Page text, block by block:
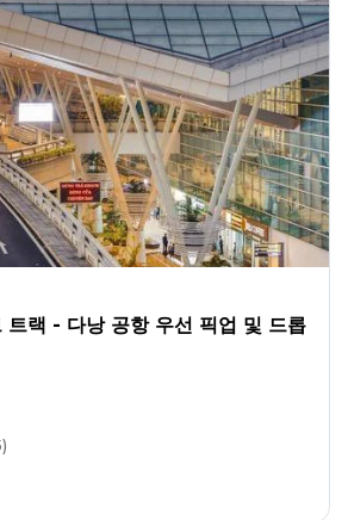
트랙 - 다낭 공항 우선 픽업 및 드롭
)